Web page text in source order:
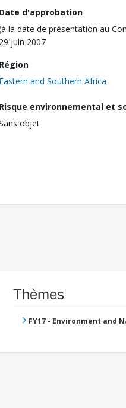
Date d'approbation
la date de présentation au
29 juin 2007
Région
Eastern and Southern Africa
Risque environnemental et
objet
Thèmes
FY17 - Environment and